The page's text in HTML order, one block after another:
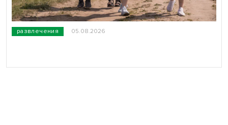
развлечения 05.08.2026